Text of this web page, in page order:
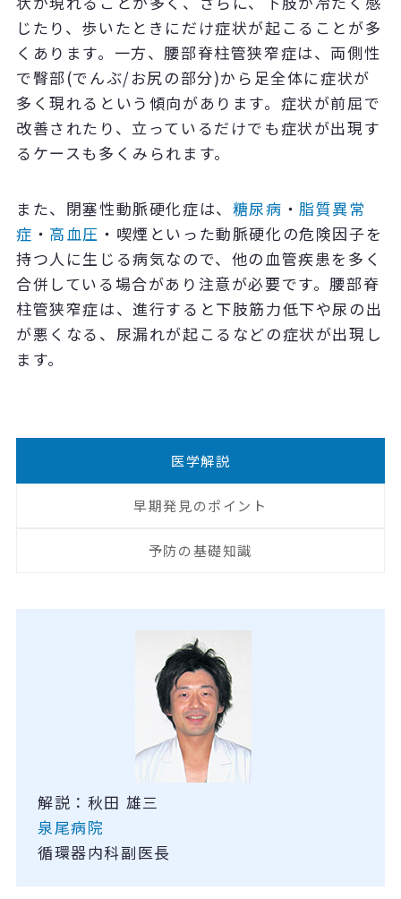
じたり、歩いたときにだけ症状が起こることが多
くあります。一方、腰部脊柱管狭窄症は、両側性
で臀部(でんぶ/お尻の部分)から足全体に症状が
多く現れるという傾向があります。症状が前屈で
改善されたり、立っているだけでも症状が出現す
るケースも多くみられます。
また、閉塞性動脈硬化症は、 糖尿病 ・脂質異常
症 ・ 高血圧 ・喫煙といった動脈硬化の危険因子を
持つ人に生じる病気なので、他の血管疾患を多く
合併している場合があり注意が必要です。腰部脊
柱管狭窄症は、進行すると下肢筋力低下や尿の出
が悪くなる、尿漏れが起こるなどの症状が出現し
ます。
医学解説
早期発見のポイント
予防の基礎知識
解説：秋田 雄三
泉尾病院
循環器内科副医長